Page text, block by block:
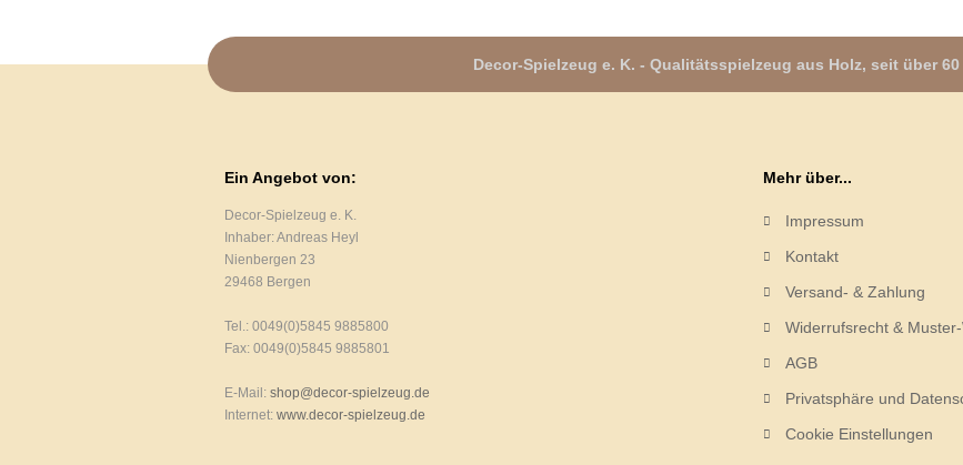
Decor-Spielzeug e. K. - Qualitätsspielzeug aus Holz, seit über 60
Ein Angebot von:
Decor-Spielzeug e. K.
Inhaber: Andreas Heyl
Nienbergen 23
29468 Bergen
Tel.: 0049(0)5845 9885800
Fax: 0049(0)5845 9885801
E-Mail: shop@decor-spielzeug.de
Internet: www.decor-spielzeug.de
Mehr über...
Impressum
Kontakt
Versand- & Zahlung
Widerrufsrecht &
AGB
Privatsphäre und
Cookie Einstellungen